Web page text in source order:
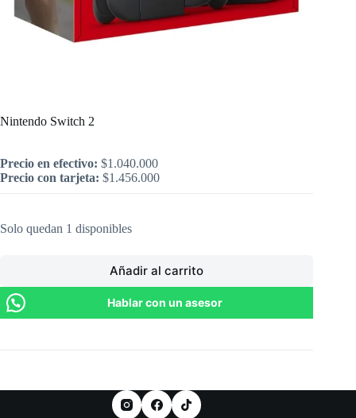
Nintendo Switch 2
Precio en efectivo: $1.040.000
Precio con tarjeta: $1.456.000
Solo quedan 1 disponibles
Añadir al carrito
Hablar con un asesor